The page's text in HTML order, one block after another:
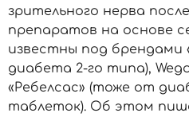
зрительного нерва
препаратов на основе
известны под брендами
диабета 2-го типа),
«Ребелсас» (тоже от
таблеток). Об этом